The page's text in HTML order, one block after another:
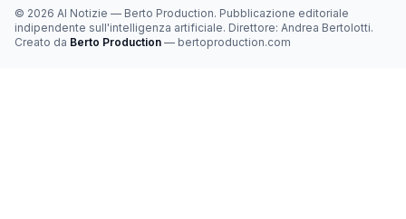
© 2026 AI Notizie — Berto Production. Pubblicazione editoriale
indipendente sull'intelligenza artificiale. Direttore: Andrea Bertolotti.
Creato da Berto Production — bertoproduction.com